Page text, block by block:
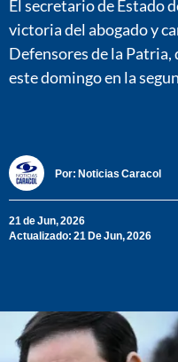
El secretario de Estado
victoria del abogado y
Defensores de la
este domingo en la
Por: Noticias Caracol
21 de Jun, 2026
Actualizado: 21 De Jun, 2026